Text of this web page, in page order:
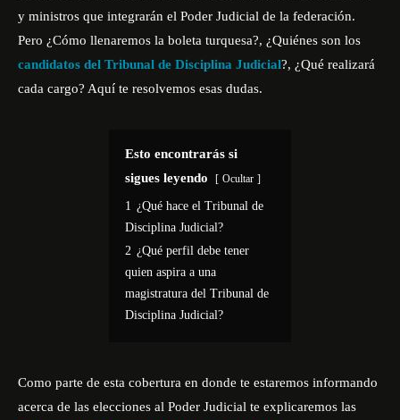
y ministros que integrarán el Poder Judicial de la federación.
Pero ¿Cómo llenaremos la boleta turquesa?, ¿Quiénes son los
candidatos del Tribunal de Disciplina Judicial?, ¿Qué realizará
cada cargo? Aquí te resolvemos esas dudas.
Esto encontrarás si
sigues leyendo
Ocultar
1 ¿Qué hace el Tribunal de
Disciplina Judicial?
2 ¿Qué perfil debe tener
quien aspira a una
magistratura del Tribunal de
Disciplina Judicial?
Como parte de esta cobertura en donde te estaremos informando
acerca de las elecciones al Poder Judicial te explicaremos las